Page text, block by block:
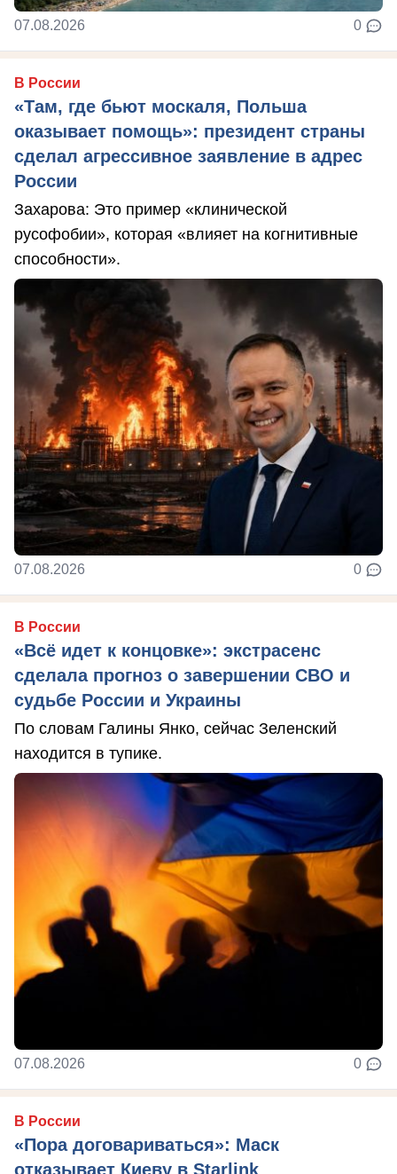
07.08.2026 0
В России
«Там, где бьют москаля, Польша
оказывает помощь»: президент страны
сделал агрессивное заявление в адрес
России
Захарова: Это пример «клинической
русофобии», которая «влияет на когнитивные
способности».
07.08.2026 0
В России
«Всё идет к концовке»: экстрасенс
сделала прогноз о завершении СВО и
судьбе России и Украины
По словам Галины Янко, сейчас Зеленский
находится в тупике.
07.08.2026 0
В России
«Пора договариваться»: Маск
отказывает Киеву в Starlink